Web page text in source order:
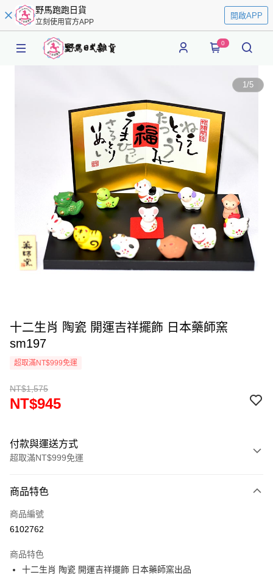
野馬跑跑日貨
立刻使用官方APP
開啟APP
0
1/5
十二生肖 陶瓷 開運吉祥擺飾 日本藥師窯
sm197
超取滿NT$999免運
NT$1,575
NT$945
付款與運送方式
超取滿NT$999免運
信用卡一次付款
信用卡分期付款
合作金庫商業銀行
華南商業銀行
彰化商業銀行
超商取貨付款
商品特色
商品編號
6102762
商品特色
十二生肖 陶瓷 開運吉祥擺飾 日本藥師窯出品